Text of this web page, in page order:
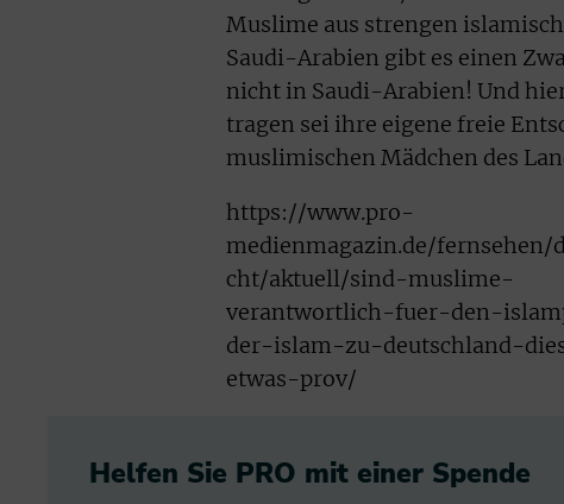
Muslime aus strengen
Saudi-Arabien gibt es einen
nicht in Saudi-Arabien! Und
tragen sei ihre eigene freie
muslimischen Mädchen des
https://www.pro-
medienmagazin.de/fernsehen/
cht/aktuell/sind-muslime-
verantwortlich-fuer-den-
der-islam-zu-deutschland-
etwas-prov/
Helfen Sie PRO mit einer Spende